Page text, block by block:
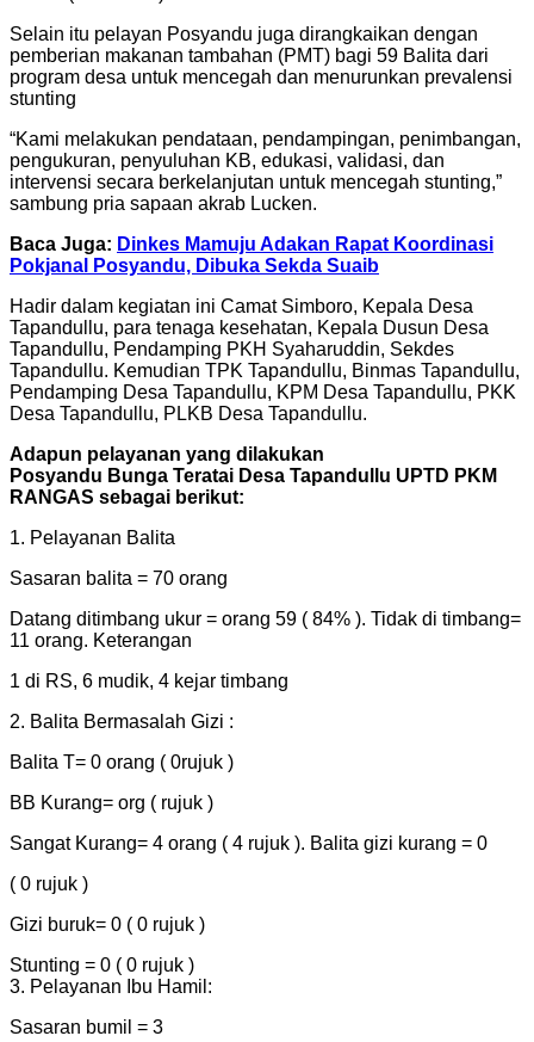
Selain itu pelayan Posyandu juga dirangkaikan dengan
pemberian makanan tambahan (PMT) bagi 59 Balita dari
program desa untuk mencegah dan menurunkan prevalensi
stunting
“Kami melakukan pendataan, pendampingan, penimbangan,
pengukuran, penyuluhan KB, edukasi, validasi, dan
intervensi secara berkelanjutan untuk mencegah stunting,”
sambung pria sapaan akrab Lucken.
Baca Juga: Dinkes Mamuju Adakan Rapat Koordinasi
Pokjanal Posyandu, Dibuka Sekda Suaib
Hadir dalam kegiatan ini Camat Simboro, Kepala Desa
Tapandullu, para tenaga kesehatan, Kepala Dusun Desa
Tapandullu, Pendamping PKH Syaharuddin, Sekdes
Tapandullu. Kemudian TPK Tapandullu, Binmas Tapandullu,
Pendamping Desa Tapandullu, KPM Desa Tapandullu, PKK
Desa Tapandullu, PLKB Desa Tapandullu.
Adapun pelayanan yang dilakukan
Posyandu Bunga Teratai Desa Tapandullu UPTD PKM
RANGAS sebagai berikut:
1. Pelayanan Balita
Sasaran balita = 70 orang
Datang ditimbang ukur = orang 59 ( 84% ). Tidak di timbang=
11 orang. Keterangan
1 di RS, 6 mudik, 4 kejar timbang
2. Balita Bermasalah Gizi :
Balita T= 0 orang ( 0rujuk )
BB Kurang= org ( rujuk )
Sangat Kurang= 4 orang ( 4 rujuk ). Balita gizi kurang = 0
( 0 rujuk )
Gizi buruk= 0 ( 0 rujuk )
Stunting = 0 ( 0 rujuk )
3. Pelayanan Ibu Hamil:
Sasaran bumil = 3